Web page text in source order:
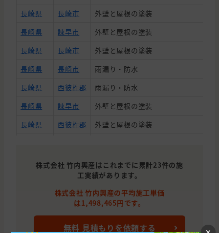
長崎県
長崎市
外壁と屋根の塗装
長崎県
諫早市
外壁と屋根の塗装
長崎県
長崎市
外壁と屋根の塗装
長崎県
長崎市
雨漏り・防水
長崎県
西彼杵郡
雨漏り・防水
長崎県
諫早市
外壁と屋根の塗装
長崎県
西彼杵郡
外壁と屋根の塗装
長崎県
長崎市
外壁の塗装, 雨漏り・防水, わからな
長崎市
外壁と屋根の塗装
長崎市
外壁の塗装
長崎県
諫早市
外壁と屋根の塗装, わからないので相
株式会社 竹内興産はこれまでに累計23件の施
工実績があります。
株式会社 竹内興産の平均施工単価
は1,498,465円です。
無料 見積もりを依頼する